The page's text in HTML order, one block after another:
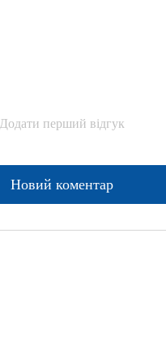
Додати перший відгук
Новий коментар